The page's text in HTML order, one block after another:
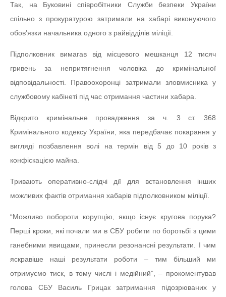
Так, на Буковині співробітники Служби безпеки України
спільно з прокуратурою затримали на хабарі виконуючого
обов’язки начальника одного з райвідділів міліції.
Підполковник вимагав від місцевого мешканця 12 тисяч
гривень за непритягнення чоловіка до кримінальної
відповідальності. Правоохоронці затримали зловмисника у
службовому кабінеті під час отримання частини хабара.
Відкрито кримінальне провадження за ч. 3 ст. 368
Кримінального кодексу України, яка передбачає покарання у
вигляді позбавлення волі на термін від 5 до 10 років з
конфіскацією майна.
Тривають оперативно-слідчі дії для встановлення інших
можливих фактів отримання хабарів підполковником міліції.
“Можливо побороти корупцію, якщо існує кругова порука?
Перші кроки, які почали ми в СБУ робити по боротьбі з цими
ганебними явищами, принесли резонансні результати. І чим
яскравіше наші результати роботи – тим більший ми
отримуємо тиск, в тому числі і медійний”, – прокоментував
голова СБУ Василь Грицак затримання підозрюваних у